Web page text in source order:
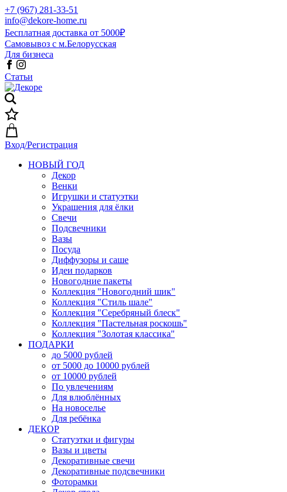
+7 (967) 281-33-51
info@dekore-home.ru
Бесплатная доставка от 5000₽
Самовывоз с м.Белорусская
Для бизнеса
Статьи
Вход/Регистрация
НОВЫЙ ГОД
Декор
Венки
Игрушки и статуэтки
Украшения для ёлки
Свечи
Подсвечники
Вазы
Посуда
Диффузоры и саше
Идеи подарков
Новогодние пакеты
Коллекция "Новогодний шик"
Коллекция "Стиль шале"
Коллекция "Серебряный блеск"
Коллекция "Пастельная роскошь"
Коллекция "Золотая классика"
ПОДАРКИ
до 5000 рублей
от 5000 до 10000 рублей
от 10000 рублей
По увлечениям
Для влюблённых
На новоселье
Для ребёнка
ДЕКОР
Статуэтки и фигуры
Вазы и цветы
Декоративные свечи
Декоративные подсвечники
Фоторамки